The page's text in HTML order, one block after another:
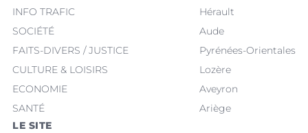
INFO TRAFIC
SOCIÉTÉ
FAITS-DIVERS / JUSTICE
CULTURE & LOISIRS
ECONOMIE
SANTÉ
Hérault
Aude
Pyrénées-Orientales
Lozère
Aveyron
Ariège
LE SITE